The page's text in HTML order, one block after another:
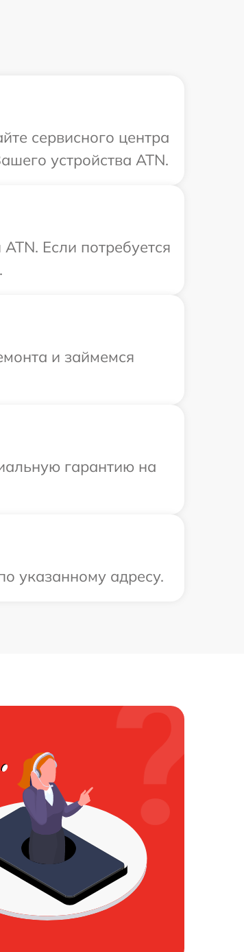
сервисного центра
устройства ATN.
Если потребуется
и займемся
гарантию на
указанному адресу.